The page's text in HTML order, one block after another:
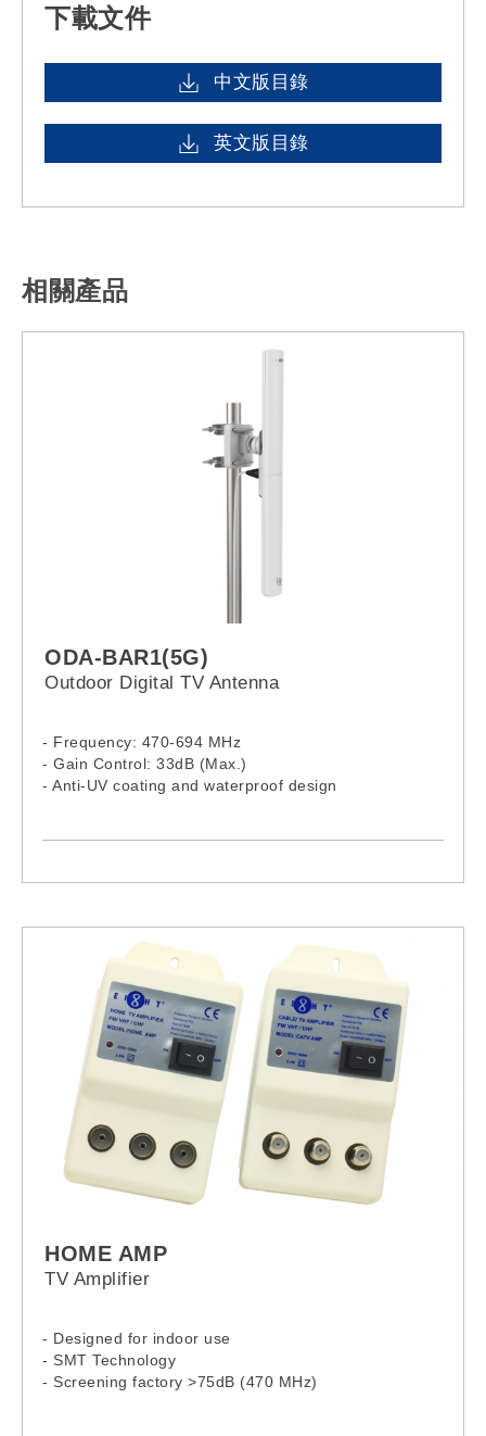
下載文件
中文版目錄
英文版目錄
相關產品
ODA-BAR1(5G)
Outdoor Digital TV Antenna
- Frequency: 470-694 MHz
- Gain Control: 33dB (Max.)
- Anti-UV coating and waterproof design
HOME AMP
TV Amplifier
- Designed for indoor use
- SMT Technology
- Screening factory >75dB (470 MHz)